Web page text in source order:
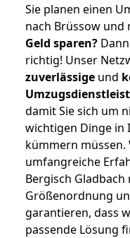
Sie planen einen
nach Brüssow
Geld sparen?
richtig! Unser
zuverlässige und
damit Sie sich um
wichtigen Dinge in
kümmern
umfangreiche
Bergisch
Größenordnung
garantieren, dass
passende Lösung